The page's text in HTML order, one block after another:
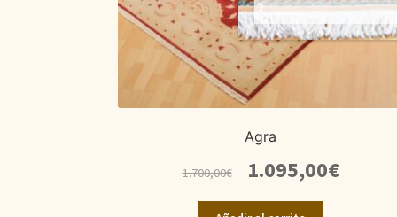
Agra
1.700,00€
precio
original
1.095,00€El